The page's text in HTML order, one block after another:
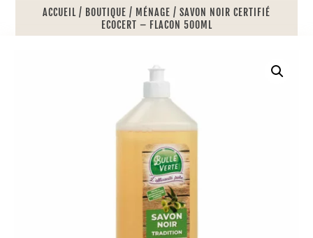
ACCUEIL / BOUTIQUE / MÉNAGE / SAVON NOIR CERTIFIÉ
ECOCERT – FLACON 500ML